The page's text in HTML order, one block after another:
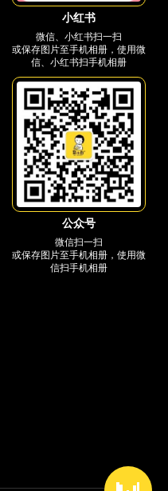
小红书
微信、小红书扫一扫
或保存图片至手机相册，使用微
信、小红书扫手机相册
公众号
微信扫一扫
或保存图片至手机相册，使用微
信扫手机相册